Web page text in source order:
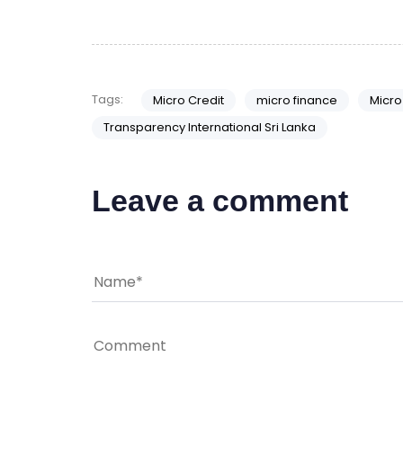
Tags: Micro Credit micro finance
Transparency International Sri Lanka
Leave a comment